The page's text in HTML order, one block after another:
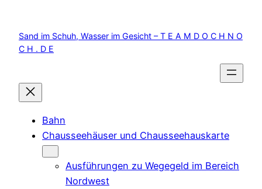
springen
Sand im Schuh, Wasser im Gesicht – T E A M D O C H N O
C H . D E
Bahn
Chausseehäuser und Chausseehauskarte
Ausführungen zu Wegegeld im Bereich
Nordwest